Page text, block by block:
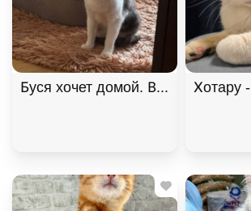
Буся хочет домой. В дар!,Хотару